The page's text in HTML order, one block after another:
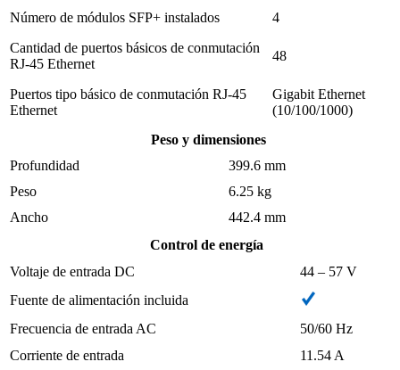
Número de módulos SFP+ instalados
4
Cantidad de puertos básicos de conmutación
RJ-45 Ethernet
48
Puertos tipo básico de conmutación RJ-45
Ethernet
Gigabit Ethernet
(10/100/1000)
Peso y dimensiones
Profundidad
399.6 mm
Peso
6.25 kg
Ancho
442.4 mm
Control de energía
Voltaje de entrada DC
44 – 57 V
Fuente de alimentación incluida
Frecuencia de entrada AC
50/60 Hz
Corriente de entrada
11.54 A